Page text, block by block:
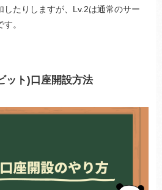
したりしますが、Lv.2は通常のサー
。
ット)口座開設方法